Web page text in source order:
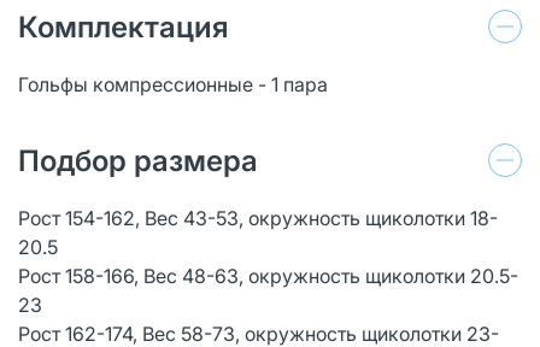
Комплектация
Гольфы компрессионные - 1 пара
Подбор размера
Рост 154-162, Вес 43-53, окружность щиколотки 18-
20.5
Рост 158-166, Вес 48-63, окружность щиколотки 20.5-
23
Рост 162-174, Вес 58-73, окружность щиколотки 23-